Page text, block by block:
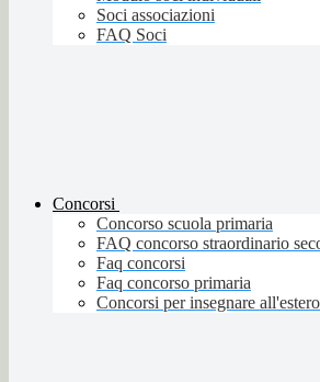
Soci associazioni
FAQ Soci
Concorsi
Concorso scuola primaria
FAQ concorso straordinario
Faq concorsi
Faq concorso primaria
Concorsi per insegnare all'estero